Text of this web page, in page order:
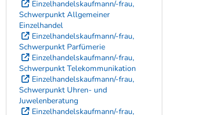
Einzelhandelskaufmann/-frau,
Schwerpunkt Allgemeiner
Einzelhandel
Einzelhandelskaufmann/-frau,
Schwerpunkt Parfümerie
Einzelhandelskaufmann/-frau,
Schwerpunkt Telekommunikation
Einzelhandelskaufmann/-frau,
Schwerpunkt Uhren- und
Juwelenberatung
Einzelhandelskaufmann/-frau,